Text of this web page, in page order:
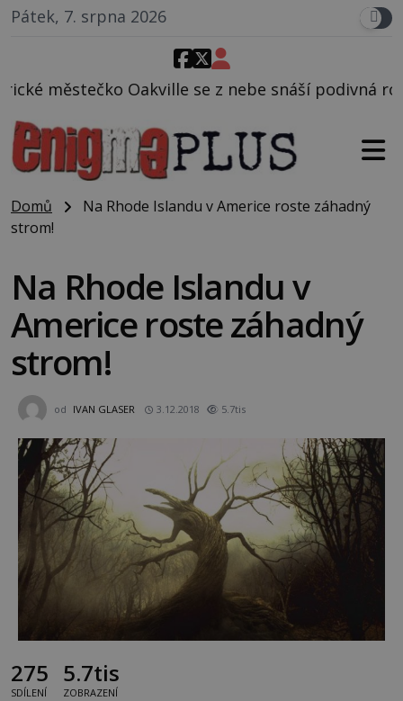
Pátek, 7. srpna 2026
se z nebe snáší podivná rosolovitá látka
Domů
Na Rhode Islandu v Americe roste záhadný
strom!
Na Rhode Islandu v
Americe roste záhadný
strom!
od IVAN GLASER 3.12.2018 5.7tis
275
SDÍLENÍ
5.7tis
ZOBRAZENÍ